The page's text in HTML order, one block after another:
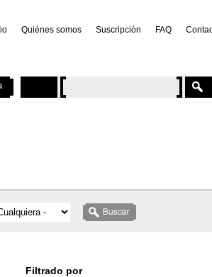
Quiénes somos Suscripción FAQ
Filtrado por